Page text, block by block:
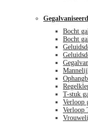
Bocht
Bocht
T-stuk
Verloop
Verloop